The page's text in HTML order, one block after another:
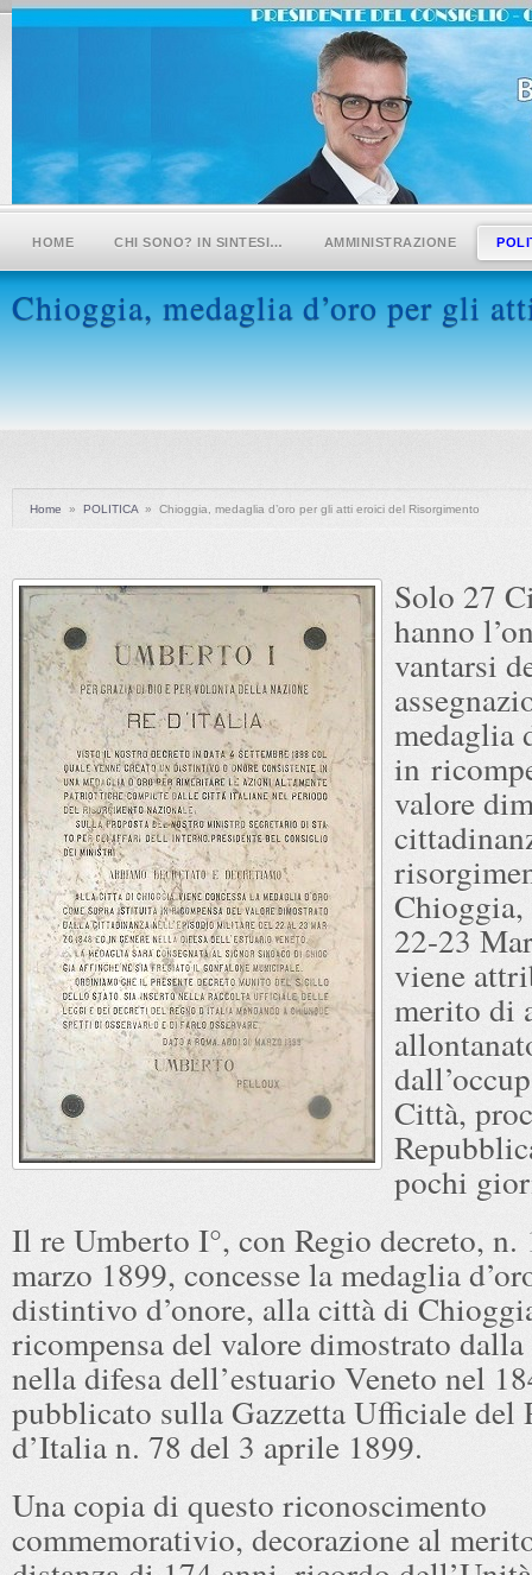
HOME CHI SONO? IN SINTESI… AMMINISTRAZIONE
Chioggia, medaglia d’oro per gli
Home » POLITICA » Chioggia, medaglia d’oro per gli atti eroici del Risorgimento
Solo 27
hanno
vantarsi
medaglia
in
valore
22-23
viene
merito di
Città,
pochi
Il re Umberto I°, con Regio decreto, n.
marzo 1899, concesse la medaglia
distintivo d’onore, alla città di
ricompensa del valore dimostrato
nella difesa dell’estuario Veneto nel
pubblicato sulla Gazzetta Ufficiale del
d’Italia n. 78 del 3 aprile 1899.
Una copia di questo riconoscimento
commemorativio, decorazione al